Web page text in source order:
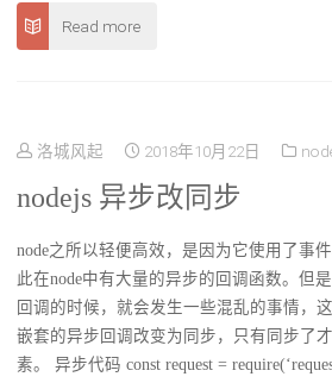
Read more
洛城风起 2018年10月22日
nodejs 异步改同步
node之所以轻便高效，是因为它使用了事
此在node中有大量的异步的回调函数。但
回调的时候，就会发生一些混乱的事情，
嵌套的异步回调改变为同步，只有同步了
素。 异步代码 const request =